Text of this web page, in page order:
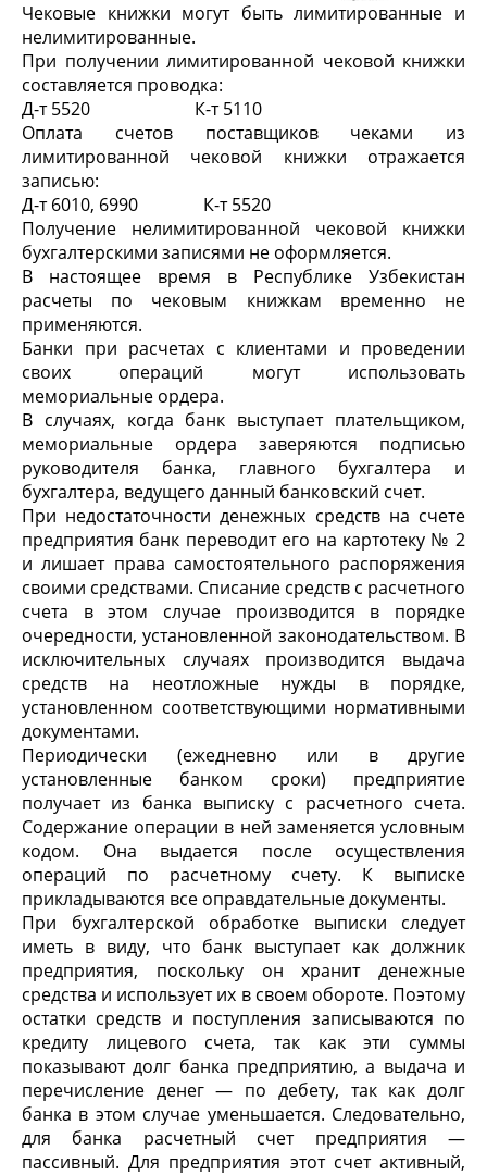
Чековые книжки могут быть лимитированные и
нелимитированные.
При получении лимитированной чековой книжки
составляется проводка:
Д-т 5520 К-т 5110
Оплата счетов поставщиков чеками из
лимитированной чековой книжки отражается
записью:
Д-т 6010, 6990 К-т 5520
Получение нелимитированной чековой книжки
бухгалтерскими записями не оформляется.
В настоящее время в Республике Узбекистан
расчеты по чековым книжкам временно не
применяются.
Банки при расчетах с клиентами и проведении
своих операций могут использовать
мемориальные ордера.
В случаях, когда банк выступает плательщиком,
мемориальные ордера заверяются подписью
руководителя банка, главного бухгалтера и
бухгалтера, ведущего данный банковский счет.
При недостаточности денежных средств на счете
предприятия банк переводит его на картотеку № 2
и лишает права самостоятельного распоряжения
своими средствами. Списание средств с расчетного
счета в этом случае производится в порядке
очередности, установленной законодательством. В
исключительных случаях производится выдача
средств на неотложные нужды в порядке,
установленном соответствующими нормативными
документами.
Периодически (ежедневно или в другие
установленные банком сроки) предприятие
получает из банка выписку с расчетного счета.
Содержание операции в ней заменяется условным
кодом. Она выдается после осуществления
операций по расчетному счету. К выписке
прикладываются все оправдательные документы.
При бухгалтерской обработке выписки следует
иметь в виду, что банк выступает как должник
предприятия, по­скольку он хранит денежные
средства и использует их в своем обороте. Поэтому
остатки средств и поступления за­писываются по
кредиту лицевого счета, так как эти суммы
показывают долг банка предприятию, а выдача и
пере­числение денег — по дебету, так как долг
банка в этом случае уменьшается. Следовательно,
для банка расчетный счет предприятия —
пассивный. Для предприятия этот счет активный,